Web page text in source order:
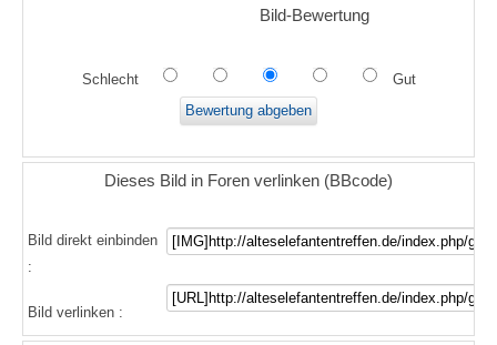
Bild-Bewertung
Schlecht Gut
Dieses Bild in Foren verlinken (BBcode)
Bild direkt einbinden
:
Bild verlinken :